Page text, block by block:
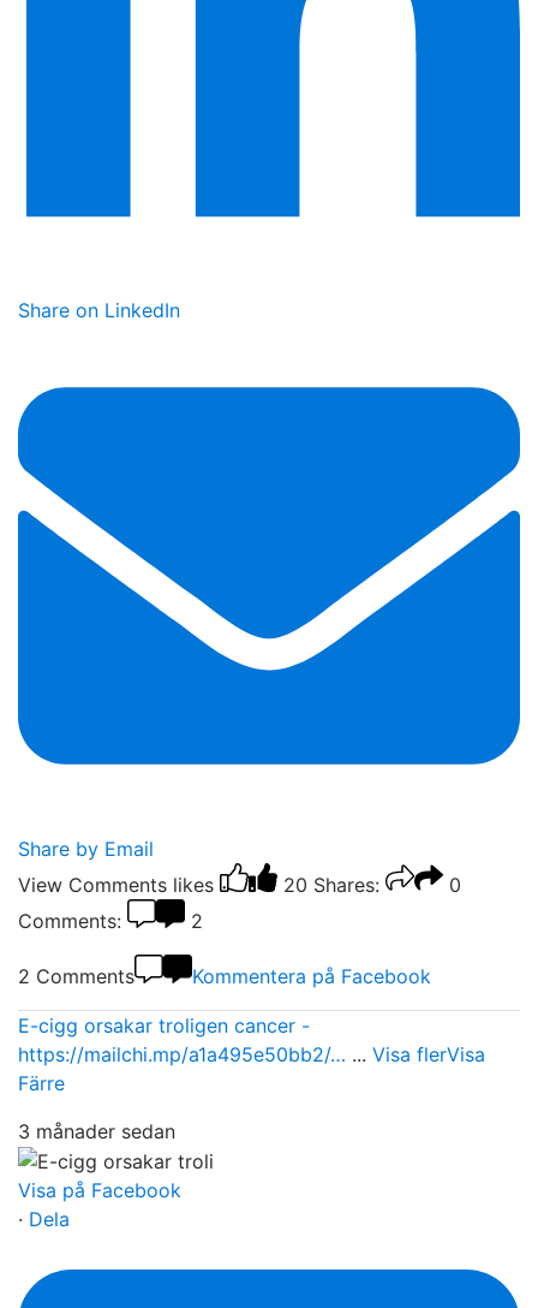
Share on LinkedIn
Share by Email
View Comments likes 20 Shares:
0
Comments:
2
2 Comments Kommentera på Facebook
E-cigg orsakar troligen cancer -
https://mailchi.mp/a1a495e50bb2/… ... Visa flerVisa
Färre
3 månader sedan
Visa på Facebook
· Dela